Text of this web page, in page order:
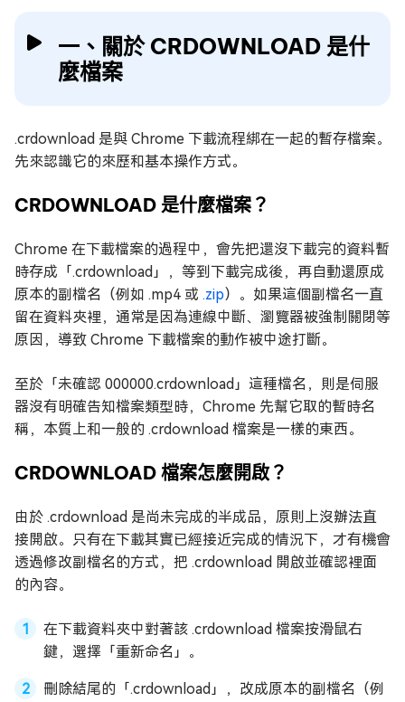
一、關於 CRDOWNLOAD 是什
麼檔案
.crdownload 是與 Chrome 下載流程綁在一起的暫存檔案。
先來認識它的來歷和基本操作方式。
CRDOWNLOAD 是什麼檔案？
Chrome 在下載檔案的過程中，會先把還沒下載完的資料暫
時存成「.crdownload」，等到下載完成後，再自動還原成
原本的副檔名（例如 .mp4 或 .zip）。如果這個副檔名一直
留在資料夾裡，通常是因為連線中斷、瀏覽器被強制關閉等
原因，導致 Chrome 下載檔案的動作被中途打斷。
至於「未確認 000000.crdownload」這種檔名，則是伺服
器沒有明確告知檔案類型時，Chrome 先幫它取的暫時名
稱，本質上和一般的 .crdownload 檔案是一樣的東西。
CRDOWNLOAD 檔案怎麼開啟？
由於 .crdownload 是尚未完成的半成品，原則上沒辦法直
接開啟。只有在下載其實已經接近完成的情況下，才有機會
透過修改副檔名的方式，把 .crdownload 開啟並確認裡面
的內容。
在下載資料夾中對著該 .crdownload 檔案按滑鼠右
鍵，選擇「重新命名」。
刪除結尾的「.crdownload」，改成原本的副檔名（例